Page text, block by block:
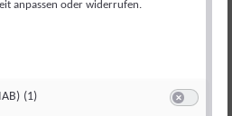
MANUEL
FEIERT 7.
anpassen oder widerrufen.
(1)